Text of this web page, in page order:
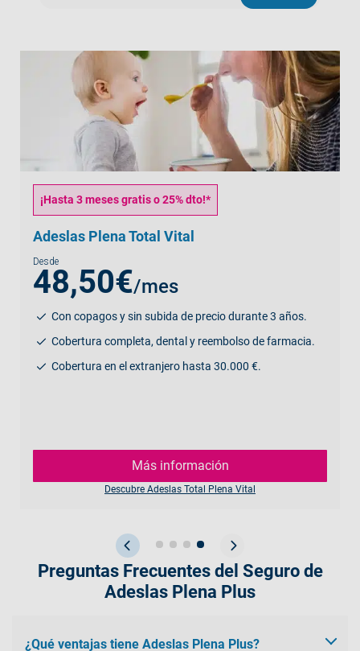
¡Hasta 3 meses gratis o 25% dto!*
Adeslas Plena Total Vital
Desde
48,50€/mes
Con copagos y sin subida de precio durante 3 años.
Cobertura completa, dental y reembolso de farmacia.
Cobertura en el extranjero hasta 30.000 €.
Más información
Descubre Adeslas Total Plena Vital
Preguntas Frecuentes del Seguro de
Adeslas Plena Plus
¿Qué ventajas tiene Adeslas Plena Plus?